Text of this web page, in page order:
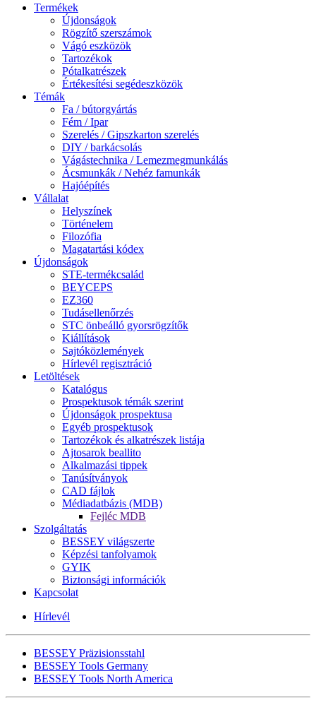
Termékek
Újdonságok
Rögzítő szerszámok
Vágó eszközök
Tartozékok
Pótalkatrészek
Értékesítési segédeszközök
Témák
Fa / bútorgyártás
Fém / Ipar
Szerelés / Gipszkarton szerelés
DIY / barkácsolás
Vágástechnika / Lemezmegmunkálás
Ácsmunkák / Nehéz famunkák
Hajóépítés
Vállalat
Helyszínek
Történelem
Filozófia
Magatartási kódex
Újdonságok
STE-termékcsalád
BEYCEPS
EZ360
Tudásellenőrzés
STC önbeálló gyorsrögzítők
Kiállítások
Sajtóközlemények
Hírlevél regisztráció
Letöltések
Katalógus
Prospektusok témák szerint
Újdonságok prospektusa
Egyéb prospektusok
Tartozékok és alkatrészek listája
Ajtosarok beallito
Alkalmazási tippek
Tanúsítványok
CAD fájlok
Médiadatbázis (MDB)
Fejléc MDB
Szolgáltatás
BESSEY világszerte
Képzési tanfolyamok
GYIK
Biztonsági információk
Kapcsolat
Hírlevél
BESSEY Präzisionsstahl
BESSEY Tools Germany
BESSEY Tools North America